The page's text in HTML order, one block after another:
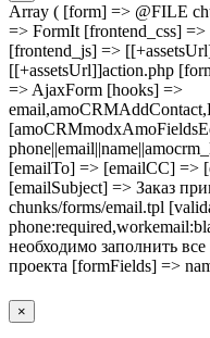
Array ( [form] => @FILE
=> FormIt [frontend_css] =>
[frontend_js] =>
[[+assetsUrl]]action.php
=> AjaxForm [hooks] =>
[emailTo] => [emailCC] =>
[emailSubject] => Заказ
chunks/forms/email.tpl
необходимо заполнить
проекта [formFields] =>
×